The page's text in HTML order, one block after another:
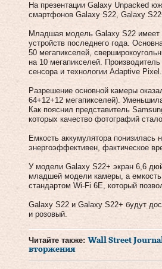
На презентации Galaxy Unpacked
смартфонов Galaxy S22, Galaxy
Младшая модель Galaxy S22 имеет
устройств последнего года.
50 мегапикселей,
на 10 мегапикселей.
сенсора и технологии Adaptive Pixel.
Разрешение основной камеры
64+12+12 мегапикселей).
Как пояснил представитель
которых качество фотографий
Емкость аккумулятора понизилась
энергоэффективен, фактическое
У модели Galaxy S22+ экран 6,6
младшей модели камеры, а емкость
стандартом Wi-Fi 6E, который
Galaxy S22 и Galaxy S22+ будут
и розовый.
Читайте также: Wall Street
вторжения